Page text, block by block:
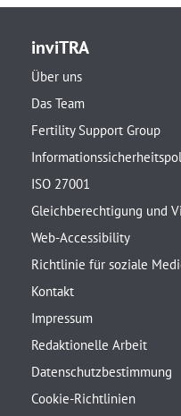
inviTRA
Über uns
Das Team
Fertility Support Group
ISO 27001
Gleichberechtigung und
Web-Accessibility
Richtlinie für soziale
Kontakt
Impressum
Redaktionelle Arbeit
Datenschutzbestimmung
Cookie-Richtlinien